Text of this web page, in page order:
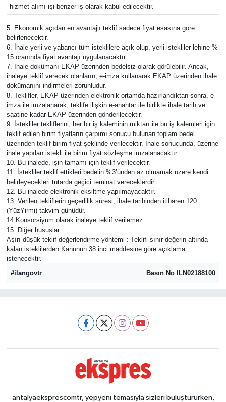
hizmet alımı işi benzer iş olarak kabul edilecektir.
5. Ekonomik açıdan en avantajlı teklif sadece fiyat esasına göre
belirlenecektir.
6. İhale yerli ve yabancı tüm isteklilere açık olup, yerli istekliler lehine %
15 oranında fiyat avantajı uygulanacaktır.
7. İhale dokümanı EKAP üzerinden bedelsiz olarak görülebilir. Ancak,
ihaleye teklif verecek olanların, e-imza kullanarak EKAP üzerinden ihale
dokümanını indirmeleri zorunludur.
8. Teklifler, EKAP üzerinden elektronik ortamda hazırlandıktan sonra, e-
imza ile imzalanarak, teklife ilişkin e-anahtar ile birlikte ihale tarih ve
saatine kadar EKAP üzerinden gönderilecektir.
9. İstekliler tekliflerini, her bir iş kaleminin miktarı ile bu iş kalemleri için
teklif edilen birim fiyatların çarpımı sonucu bulunan toplam bedel
üzerinden teklif birim fiyat şeklinde verilecektir. İhale sonucunda, üzerine
ihale yapılan istekli ile birim fiyat sözleşme imzalanacaktır.
10. Bu ihalede, işin tamamı için teklif verilecektir.
11. İstekliler teklif ettikleri bedelin %3’ünden az olmamak üzere kendi
belirleyecekleri tutarda geçici teminat vereceklerdir.
12. Bu ihalede elektronik eksiltme yapılmayacaktır.
13. Verilen tekliflerin geçerlilik süresi, ihale tarihinden itibaren 120
(YüzYirmi) takvim günüdür.
14.Konsorsiyum olarak ihaleye teklif verilemez.
15. Diğer hususlar:
Aşırı düşük teklif değerlendirme yöntemi : Teklifi sınır değerin altında
kalan isteklilerden Kanunun 38 inci maddesine göre açıklama
istenecektir.
#ilangovtr
Basın No ILN02188100
antalyaeksprescomtr, yepyeni temasıyla sizleri buluştururken,